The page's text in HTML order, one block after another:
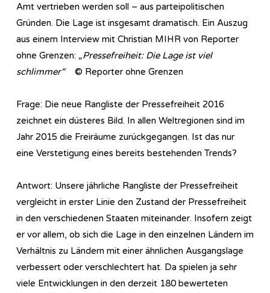
Amt vertrieben werden soll – aus parteipolitischen
Gründen. Die Lage ist insgesamt dramatisch. Ein Auszug
aus einem Interview mit Christian MIHR von Reporter
ohne Grenzen: „Pressefreiheit: Die Lage ist viel
schlimmer“
© Reporter ohne Grenzen
Frage: Die neue Rangliste der Pressefreiheit 2016
zeichnet ein düsteres Bild. In allen Weltregionen sind im
Jahr 2015 die Freiräume zurückgegangen. Ist das nur
eine Verstetigung eines bereits bestehenden Trends?
Antwort: Unsere jährliche Rangliste der Pressefreiheit
vergleicht in erster Linie den Zustand der Pressefreiheit
in den verschiedenen Staaten miteinander. Insofern zeigt
er vor allem, ob sich die Lage in den einzelnen Ländern im
Verhältnis zu Ländern mit einer ähnlichen Ausgangslage
verbessert oder verschlechtert hat. Da spielen ja sehr
viele Entwicklungen in den derzeit 180 bewerteten